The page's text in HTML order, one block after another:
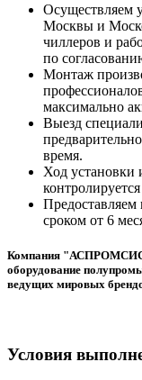
Осуществляем
Москвы и
чиллеров и
по
Монтаж
максимально
Выезд
время.
Ход установки
сроком от 6
Компания
оборудование
ведущих мировых
Условия